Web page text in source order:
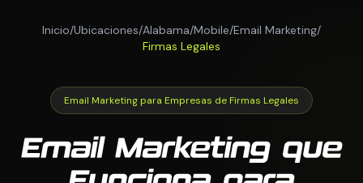
Inicio/Ubicaciones/Alabama/Mobile/Email Marketing/
Firmas Legales
Email Marketing para Empresas de Firmas Legales
Email Marketing que